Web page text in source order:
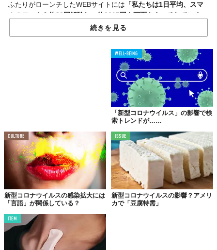
ふたりがローンチしたWEBサイトには 「私たちは1日平均、スマ
ホのロックを約80回解除し、約2617回も画面をタッチしていま
という旨の文章があり、新型コロナウイルスの顕微鏡写真が
公開されている。
そして、スマホも感染経路のひとつとして考えなければならない
ことを注意喚起するために、それらの画像をダウンロード可能
し、たくさんの人にスマホの待ち受けにしてもらおうとしている
よく手洗いを忘れてしまう人は、ウイルスを壁紙にすることで“気
機会が増えるから試してみるといいかも！
続きを見る
WELL-BEING
「新型コロナウイルス」の影響で検
索トレンドが……
CULTURE
新型コロナウイルスの感染拡大には
「言語」が関係している？
ISSUE
新型コロナウイルスの影響？アメリ
カで「豆腐特需」
ITEM